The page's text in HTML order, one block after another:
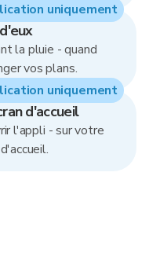
la pluie - quand
vos plans.
uniquement
d'accueil
l'appli - sur votre
uniquement